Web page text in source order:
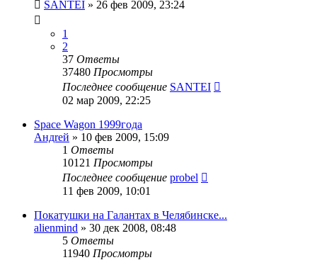
SANTEI » 26 фев 2009, 23:24
1
2
37 Ответы
37480 Просмотры
Последнее сообщение SANTEI
02 мар 2009, 22:25
Space Wagon 1999года
Андrей » 10 фев 2009, 15:09
1 Ответы
10121 Просмотры
Последнее сообщение probel
11 фев 2009, 10:01
Покатушки на Галантах в Челябинске...
alienmind » 30 дек 2008, 08:48
5 Ответы
11940 Просмотры